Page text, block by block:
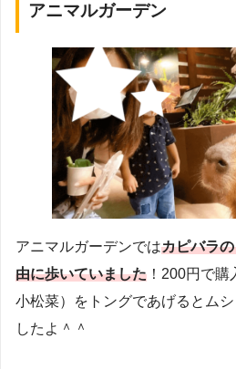
アニマルガーデン
アニマルガーデンではカピバラ
由に歩いていました ！200円で
小松菜）をトングであげるとム
したよ＾＾